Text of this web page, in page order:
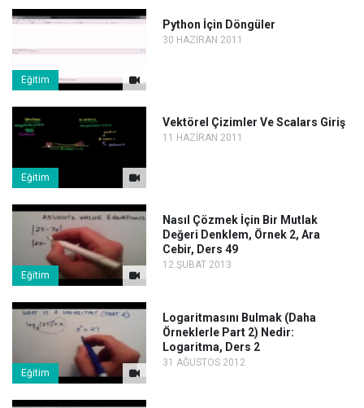
Eğitim
Python İçin Döngüler
30 HAZİRAN 2011
Eğitim
Vektörel Çizimler Ve Scalars Giriş
11 HAZİRAN 2011
Eğitim
Nasıl Çözmek İçin Bir Mutlak
Değeri Denklem, Örnek 2, Ara
Cebir, Ders 49
12 ŞUBAT 2013
Eğitim
Logaritmasını Bulmak (Daha
Örneklerle Part 2) Nedir:
Logaritma, Ders 2
31 AĞUSTOS 2012